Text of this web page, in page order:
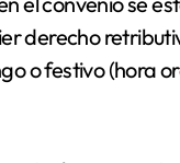
derecho
o festivo (hora